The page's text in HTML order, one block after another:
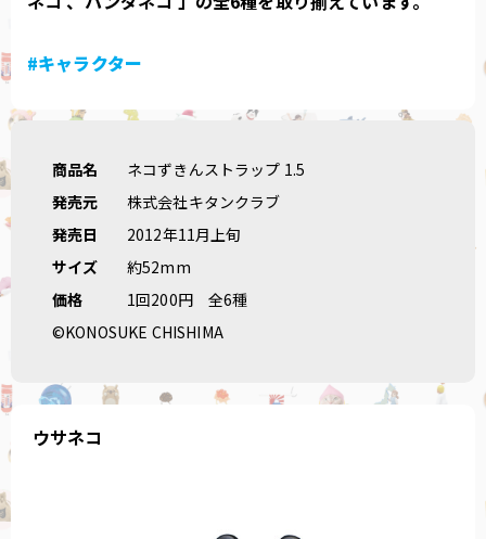
#キャラクター
商品名
ネコずきんストラップ 1.5
発売元
株式会社キタンクラブ
発売日
2012年11月上旬
サイズ
約52mm
価格
1回200円
全6種
©KONOSUKE CHISHIMA
ウサネコ